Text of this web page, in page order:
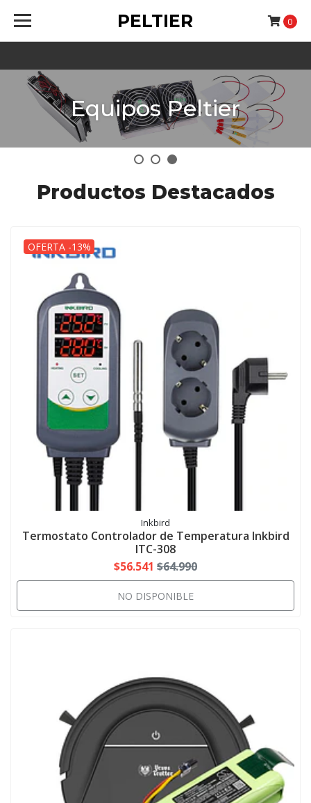
PELTIER 0
Equipos Peltier
Productos Destacados
OFERTA -13%
Inkbird
Termostato Controlador de Temperatura Inkbird
ITC-308
$56.541 $64.990
NO DISPONIBLE